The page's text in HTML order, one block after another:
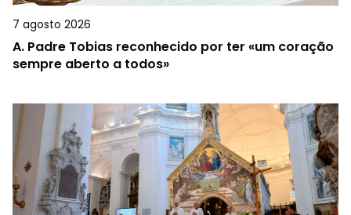
7 agosto 2026
A. Padre Tobias reconhecido por ter «um coração
sempre aberto a todos»